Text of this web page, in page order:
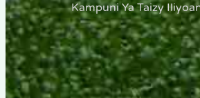
Kampuni Ya Taizy